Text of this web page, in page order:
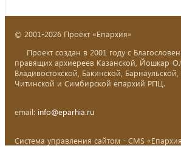
© 2001-2026 Проект «Епархия»
Проект создан в 2001 году с
правящих архиереев Казанской, Йошкар-
Владивостокской, Бакинской, Барнаульской,
Читинской и Симбирской епархий РПЦ.
email: info@eparhia.ru
Система управления сайтом - CMS